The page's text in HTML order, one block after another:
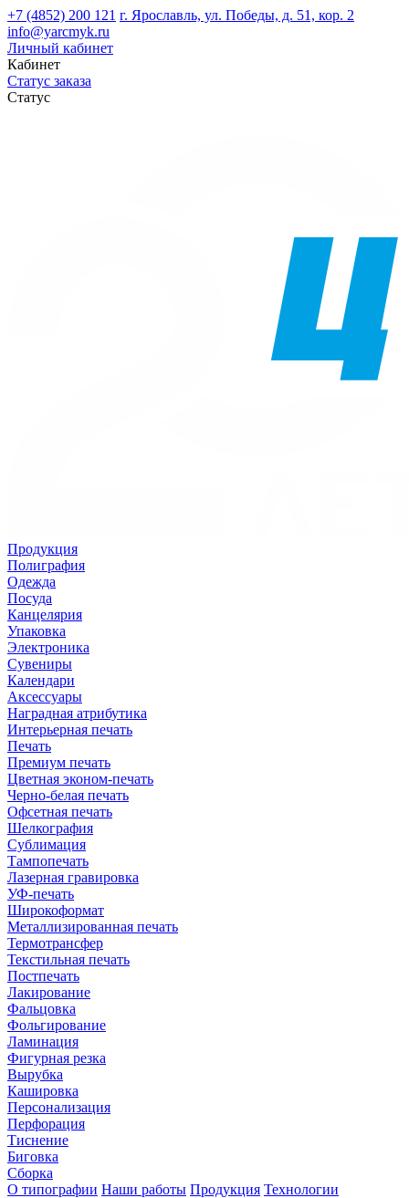
+7 (4852) 200 121 г. Ярославль, ул. Победы, д. 51, кор. 2
info@yarcmyk.ru
Личный кабинет
Кабинет
Статус заказа
Статус
Продукция
Полиграфия
Одежда
Посуда
Канцелярия
Упаковка
Электроника
Сувениры
Календари
Аксессуары
Наградная атрибутика
Интерьерная печать
Печать
Премиум печать
Цветная эконом-печать
Черно-белая печать
Офсетная печать
Шелкография
Сублимация
Тампопечать
Лазерная гравировка
УФ-печать
Широкоформат
Металлизированная печать
Термотрансфер
Текстильная печать
Постпечать
Лакирование
Фальцовка
Фольгирование
Ламинация
Фигурная резка
Вырубка
Кашировка
Персонализация
Перфорация
Тиснение
Биговка
Сборка
О типографии Наши работы Продукция Технологии